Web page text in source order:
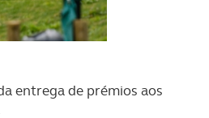
entrega de prémios aos